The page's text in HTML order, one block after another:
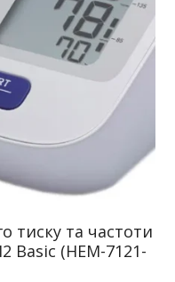
тиску та частоти
Basic (HEM-7121-